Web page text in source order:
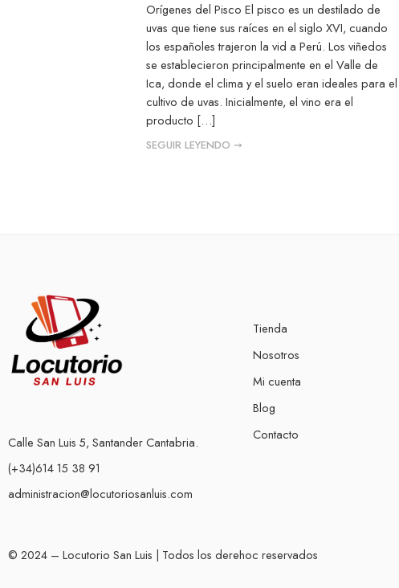
Orígenes del Pisco El pisco es un destilado de
uvas que tiene sus raíces en el siglo XVI, cuando
los españoles trajeron la vid a Perú. Los viñedos
se establecieron principalmente en el Valle de
Ica, donde el clima y el suelo eran ideales para el
cultivo de uvas. Inicialmente, el vino era el
producto […]
SEGUIR LEYENDO ➞
Calle San Luis 5, Santander Cantabria.
(+34)614 15 38 91
administracion@locutoriosanluis.com
Tienda
Nosotros
Mi cuenta
Blog
Contacto
© 2024 – Locutorio San Luis | Todos los derehoc reservados